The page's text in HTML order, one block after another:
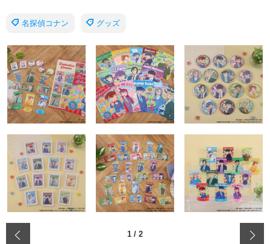
名探偵コナン グッズ
1 / 2